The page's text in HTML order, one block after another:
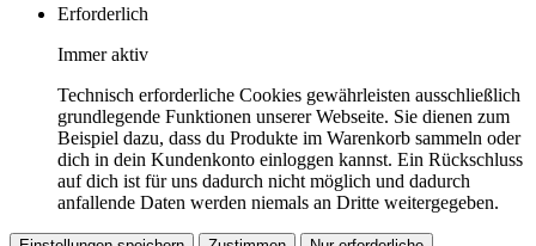
Erforderlich
Immer aktiv
Technisch erforderliche Cookies gewährleisten ausschließlich
grundlegende Funktionen unserer Webseite. Sie dienen zum
Beispiel dazu, dass du Produkte im Warenkorb sammeln oder
dich in dein Kundenkonto einloggen kannst. Ein Rückschluss
auf dich ist für uns dadurch nicht möglich und dadurch
anfallende Daten werden niemals an Dritte weitergegeben.